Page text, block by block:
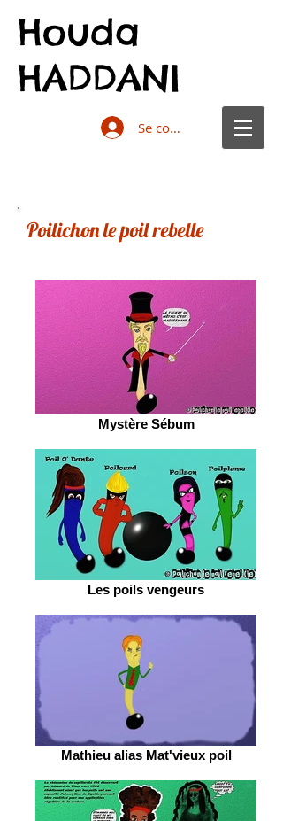
Houda
HADDANI
Se connecter
Poilichon le poil rebelle
Mystère Sébum
Les poils vengeurs
Mathieu alias Mat'vieux poil